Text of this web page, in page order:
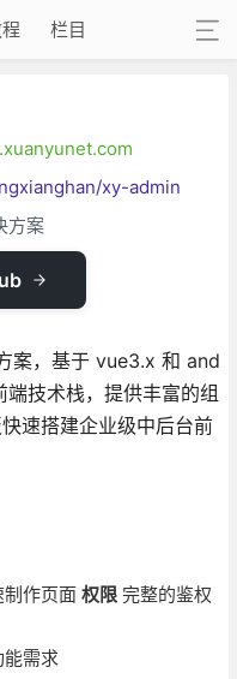
栏目
xy-admin
方案
案，基于 vue3.x 和 and
技术栈，提供丰富的组
速搭建企业级中后台前
作页面 权限完整的鉴权
需求